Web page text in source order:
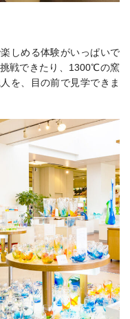
しめる体験がいっぱいで
戦できたり、1300℃の窯
を、目の前で見学できま